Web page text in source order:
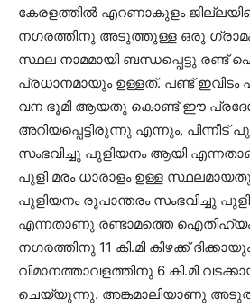
കേരളത്തിൽ എറണാകുളം
നഗരത്തിനു അടുത്തുള്ള ഒരു
സ്ഥല നാമമായി ബന്ധപ്പെട്ടു
പ്രധാനമായും ഉള്ളത്. പണ്ട് ഇവിടം
വന ഭൂമി ആയതു കൊണ്ട് ഈ
അറിയപ്പെട്ടിരുന്നു എന്നും, പിന്നീട്
സംഭവിച്ചു പുളിയനം ആയി
പുളി മരം ധാരാളം ഉള്ള
പുളിയനം രൂപാന്തരം സംഭവിച്ചു
എന്നതാണു രണ്ടാമത്തെ ഐതിഹ്യം.
നഗരത്തിനു 11 കി.മി കിഴക്ക്
വിമാനത്താവളത്തിനു 6 കി.മി
ചെയ്യുന്നു. അങ്കമാലിയാണു